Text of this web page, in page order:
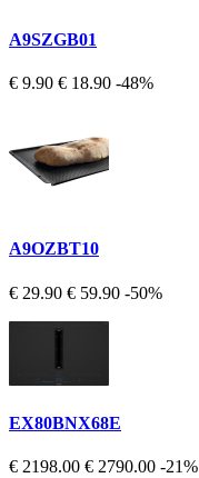
A9SZGB01
€ 9.90 € 18.90 -48%
A9OZBT10
€ 29.90 € 59.90 -50%
EX80BNX68E
€ 2198.00 € 2790.00 -21%